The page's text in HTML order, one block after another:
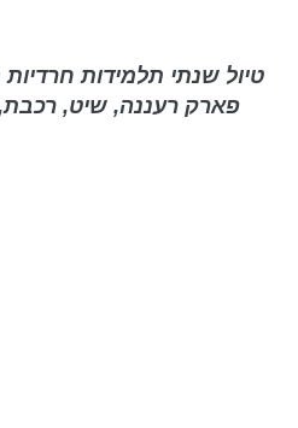
טיול שנתי תלמידות
פארק רעננה, שיט, רכבת,